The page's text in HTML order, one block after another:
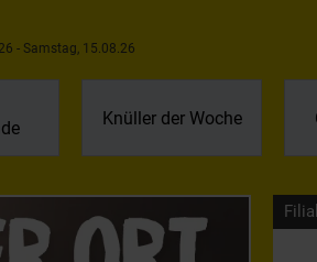
- Samstag, 15.08.26
Knüller der Woche